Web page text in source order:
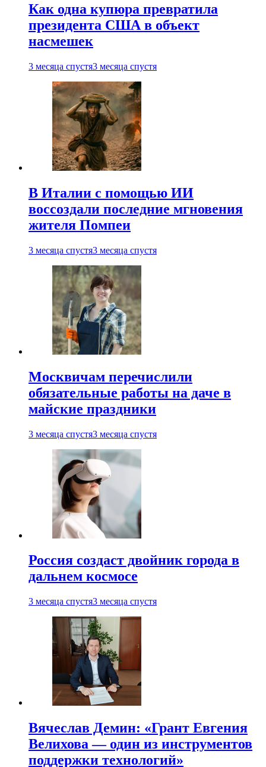
Как одна купюра превратила
президента США в объект
насмешек
3 месяца спустя3 месяца спустя
В Италии с помощью ИИ
воссоздали последние мгновения
жителя Помпеи
3 месяца спустя3 месяца спустя
Москвичам перечислили
обязательные работы на даче в
майские праздники
3 месяца спустя3 месяца спустя
Россия создаст двойник города в
дальнем космосе
3 месяца спустя3 месяца спустя
Вячеслав Демин: «Грант Евгения
Велихова — один из инструментов
поддержки технологий»